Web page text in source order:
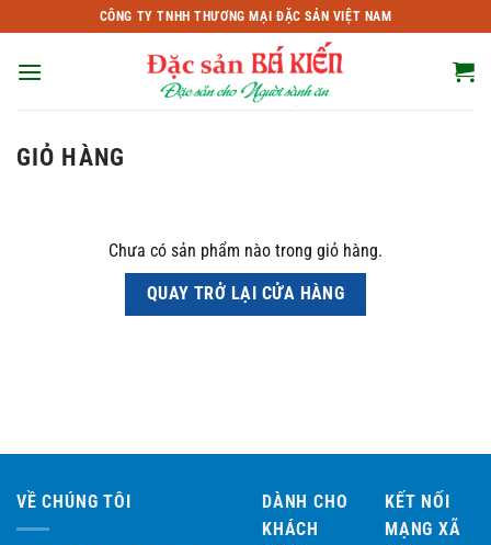
qua
nội
CÔNG TY TNHH THƯƠNG MẠI ĐẶC SẢN VIỆT NAM
GIỎ HÀNG
Chưa có sản phẩm nào trong giỏ hàng.
QUAY TRỞ LẠI CỬA HÀNG
VỀ CHÚNG TÔI
DÀNH CHO
KHÁCH
KẾT NỐI
MẠNG XÃ